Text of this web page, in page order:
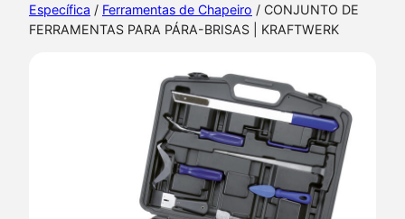
Específica / Ferramentas de Chapeiro / CONJUNTO DE
FERRAMENTAS PARA PÁRA-BRISAS | KRAFTWERK